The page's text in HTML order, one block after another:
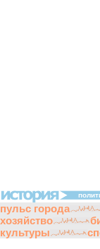
пульс города
хозяйство
культуры